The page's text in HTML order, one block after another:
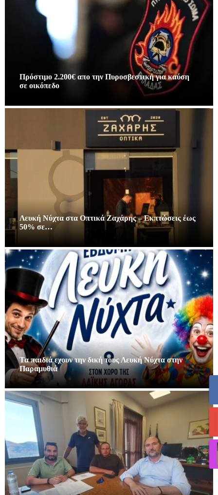
Πρόστιμο 2.200€ απο την Πυροσβεστική για καύση
σε οικόπεδο
Λευκή Νύχτα στα Οπτικά Ζαχάρης – Εκπτώσεις έως
50% σε…
Τα παιδιά εχουν την δική τους Λευκή Νύχτα στην
Παραμυθιά